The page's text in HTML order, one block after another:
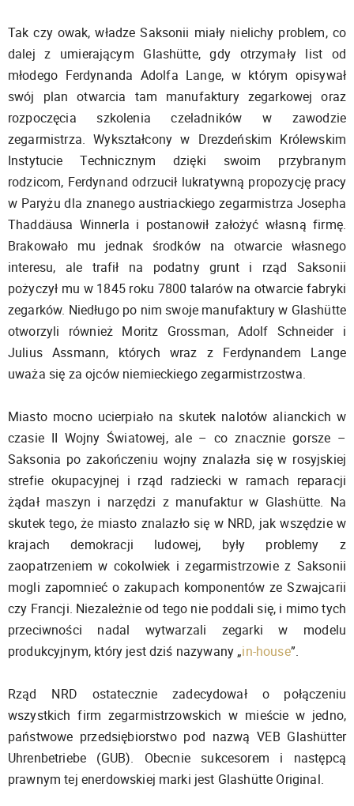
Tak czy owak, władze Saksonii miały nielichy problem, co
dalej z umierającym Glashütte, gdy otrzymały list od
młodego Ferdynanda Adolfa Lange, w którym opisywał
swój plan otwarcia tam manufaktury zegarkowej oraz
rozpoczęcia szkolenia czeladników w zawodzie
zegarmistrza. Wykształcony w Drezdeńskim Królewskim
Instytucie Technicznym dzięki swoim przybranym
rodzicom, Ferdynand odrzucił lukratywną propozycję pracy
w Paryżu dla znanego austriackiego zegarmistrza Josepha
Thaddäusa Winnerla i postanowił założyć własną firmę.
Brakowało mu jednak środków na otwarcie własnego
interesu, ale trafił na podatny grunt i rząd Saksonii
pożyczył mu w 1845 roku 7800 talarów na otwarcie fabryki
zegarków. Niedługo po nim swoje manufaktury w Glashütte
otworzyli również Moritz Grossman, Adolf Schneider i
Julius Assmann, których wraz z Ferdynandem Lange
uważa się za ojców niemieckiego zegarmistrzostwa.
Miasto mocno ucierpiało na skutek nalotów alianckich w
czasie II Wojny Światowej, ale – co znacznie gorsze –
Saksonia po zakończeniu wojny znalazła się w rosyjskiej
strefie okupacyjnej i rząd radziecki w ramach reparacji
żądał maszyn i narzędzi z manufaktur w Glashütte. Na
skutek tego, że miasto znalazło się w NRD, jak wszędzie w
krajach demokracji ludowej, były problemy z
zaopatrzeniem w cokolwiek i zegarmistrzowie z Saksonii
mogli zapomnieć o zakupach komponentów ze Szwajcarii
czy Francji. Niezależnie od tego nie poddali się, i mimo tych
przeciwności nadal wytwarzali zegarki w modelu
produkcyjnym, który jest dziś nazywany „in-house”.
Rząd NRD ostatecznie zadecydował o połączeniu
wszystkich firm zegarmistrzowskich w mieście w jedno,
państwowe przedsiębiorstwo pod nazwą VEB Glashütter
Uhrenbetriebe (GUB). Obecnie sukcesorem i następcą
prawnym tej enerdowskiej marki jest Glashütte Original.